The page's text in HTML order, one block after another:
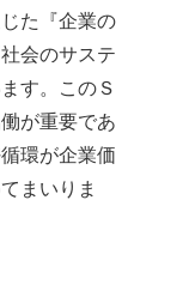
た『企業の
会のサステ
す。このＳ
が重要であ
環が企業価
まいりま